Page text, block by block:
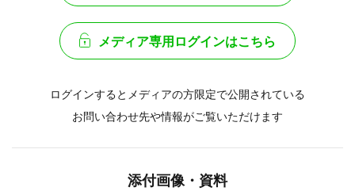
メディア専用ログインはこちら
ログインするとメディアの方限定で公開されている
お問い合わせ先や情報がご覧いただけます
添付画像・資料